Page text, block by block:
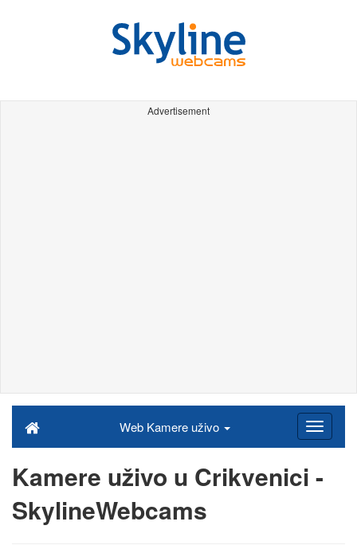
Advertisement
Web Kamere uživo
Kamere uživo u Crikvenici -
SkylineWebcams